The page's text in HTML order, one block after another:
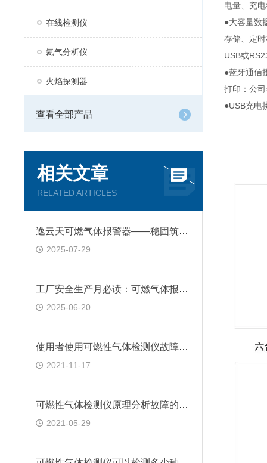
在线检测仪
氦气分析仪
火焰探测器
查看全部产品
相关文章
RELATED ARTICLES
逸云天可燃气体报警器——稳固筑牢工业安全的第一道防线
2025-07-29
工厂安全生产月必读：可燃气体报警器怎样筑牢三大安全防线？
2025-06-20
使用者使用可燃性气体检测仪故障分析及对策
2021-11-17
可燃性气体检测仪原理分析故障的产生
2021-05-29
电量、充
●大容量数
存储、定
USB或
●蓝牙通信
打印：公
●USB充电